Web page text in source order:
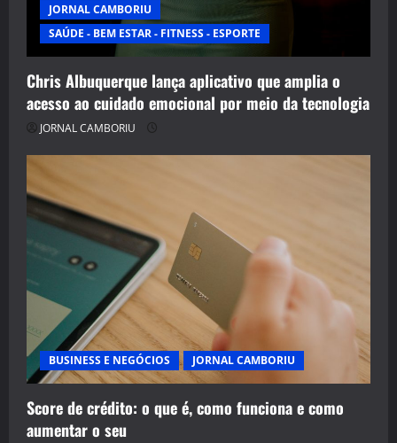
JORNAL CAMBORIU
SAÚDE - BEM ESTAR - FITNESS - ESPORTE
Chris Albuquerque lança aplicativo que amplia o
acesso ao cuidado emocional por meio da tecnologia
JORNAL CAMBORIU
BUSINESS E NEGÓCIOS JORNAL CAMBORIU
Score de crédito: o que é, como funciona e como
aumentar o seu